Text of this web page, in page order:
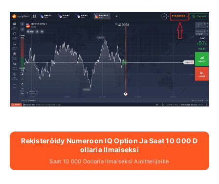
Rekisteröidy Numeroon IQ Option Ja Saat 10 000 D
Ollaria Ilmaiseksi
Saat 10 000 Dollaria Ilmaiseksi Aloittelijoille